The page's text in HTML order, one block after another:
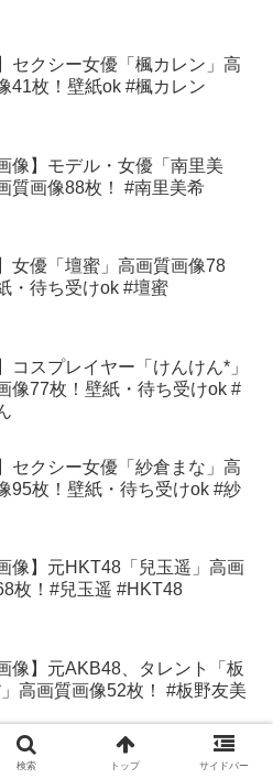
セクシー女優「楓カレン」高
41枚！壁紙ok #楓カレン
像】モデル・女優「南里美
質画像88枚！ #南里美希
女優「壇蜜」高画質画像78
・待ち受けok #壇蜜
コスプレイヤー「けんけん*」
像77枚！壁紙・待ち受けok #
セクシー女優「紗倉まな」高
95枚！壁紙・待ち受けok #紗
像】元HKT48「兒玉遥」高画
枚！#兒玉遥 #HKT48
像】元AKB48、タレント「板
高画質画像52枚！ #板野友美
像】フリーアナウンサーの
検索 トップ サイドバー